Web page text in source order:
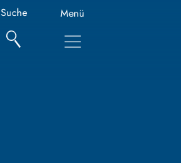
Suche Menü